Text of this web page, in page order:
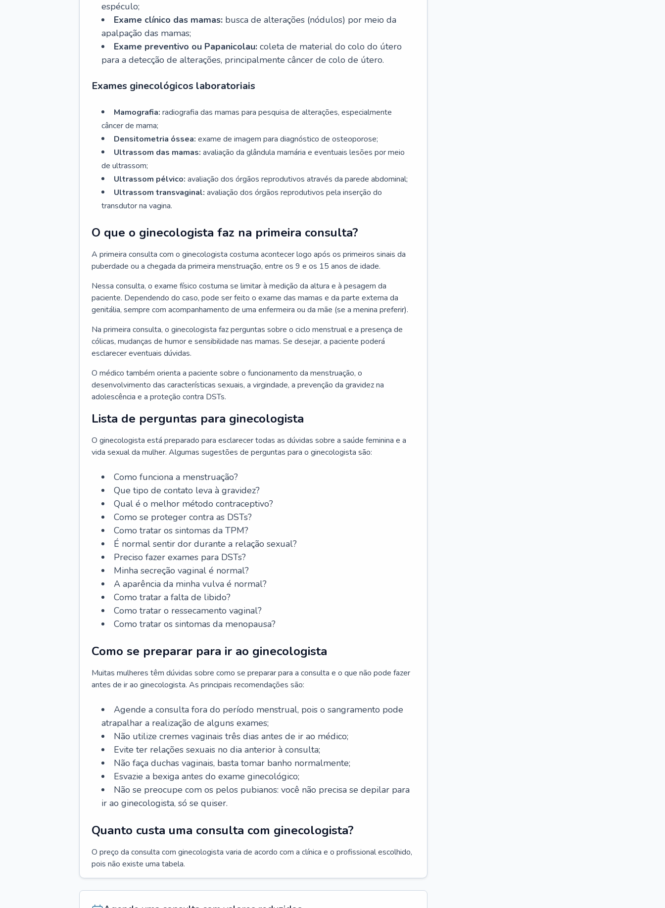
espéculo;
Exame clínico das mamas: busca de alterações (nódulos) por meio da
apalpação das mamas;
Exame preventivo ou Papanicolau: coleta de material do colo do útero
para a detecção de alterações, principalmente câncer de colo de útero.
Exames ginecológicos laboratoriais
Mamografia: radiografia das mamas para pesquisa de alterações, especialmente
câncer de mama;
Densitometria óssea: exame de imagem para diagnóstico de osteoporose;
Ultrassom das mamas: avaliação da glândula mamária e eventuais lesões por meio
de ultrassom;
Ultrassom pélvico: avaliação dos órgãos reprodutivos através da parede abdominal;
Ultrassom transvaginal: avaliação dos órgãos reprodutivos pela inserção do
transdutor na vagina.
O que o ginecologista faz na primeira consulta?
A primeira consulta com o ginecologista costuma acontecer logo após os primeiros sinais da
puberdade ou a chegada da primeira menstruação, entre os 9 e os 15 anos de idade.
Nessa consulta, o exame físico costuma se limitar à medição da altura e à pesagem da
paciente. Dependendo do caso, pode ser feito o exame das mamas e da parte externa da
genitália, sempre com acompanhamento de uma enfermeira ou da mãe (se a menina preferir).
Na primeira consulta, o ginecologista faz perguntas sobre o ciclo menstrual e a presença de
cólicas, mudanças de humor e sensibilidade nas mamas. Se desejar, a paciente poderá
esclarecer eventuais dúvidas.
O médico também orienta a paciente sobre o funcionamento da menstruação, o
desenvolvimento das características sexuais, a virgindade, a prevenção da gravidez na
adolescência e a proteção contra DSTs.
Lista de perguntas para ginecologista
O ginecologista está preparado para esclarecer todas as dúvidas sobre a saúde feminina e a
vida sexual da mulher. Algumas sugestões de perguntas para o ginecologista são:
Como funciona a menstruação?
Que tipo de contato leva à gravidez?
Qual é o melhor método contraceptivo?
Como se proteger contra as DSTs?
Como tratar os sintomas da TPM?
É normal sentir dor durante a relação sexual?
Preciso fazer exames para DSTs?
Minha secreção vaginal é normal?
A aparência da minha vulva é normal?
Como tratar a falta de libido?
Como tratar o ressecamento vaginal?
Como tratar os sintomas da menopausa?
Como se preparar para ir ao ginecologista
Muitas mulheres têm dúvidas sobre como se preparar para a consulta e o que não pode fazer
antes de ir ao ginecologista. As principais recomendações são:
Agende a consulta fora do período menstrual, pois o sangramento pode
atrapalhar a realização de alguns exames;
Não utilize cremes vaginais três dias antes de ir ao médico;
Evite ter relações sexuais no dia anterior à consulta;
Não faça duchas vaginais, basta tomar banho normalmente;
Esvazie a bexiga antes do exame ginecológico;
Não se preocupe com os pelos pubianos: você não precisa se depilar para
ir ao ginecologista, só se quiser.
Quanto custa uma consulta com ginecologista?
O preço da consulta com ginecologista varia de acordo com a clínica e o profissional escolhido,
pois não existe uma tabela.